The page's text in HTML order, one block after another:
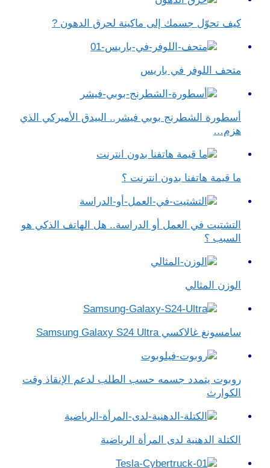
كيف تحوّل جسمك إلى ماكينة لحرق الدهون ?
متحف اللوفر في باريس
أسطورة الشطرنج بوبي فيشر.. البيدق الأميركي الذي
هزم…
ما قيمة هاتفنا بدون انترنت ؟
التشتيت في العمل أو الدراسة.. هل الهاتف الذكي هو
السبب ؟
الوزن المثالي
سامسونغ غالاكسي Samsung Galaxy S24 Ultra
روبوت يتمدد جسمه حسب الطلب لدعم الإنقاذ وقت
الكوارث
الكتلة الدهنية لدى المرأة الرياضية